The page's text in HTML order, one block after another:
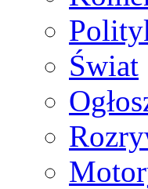
Świat